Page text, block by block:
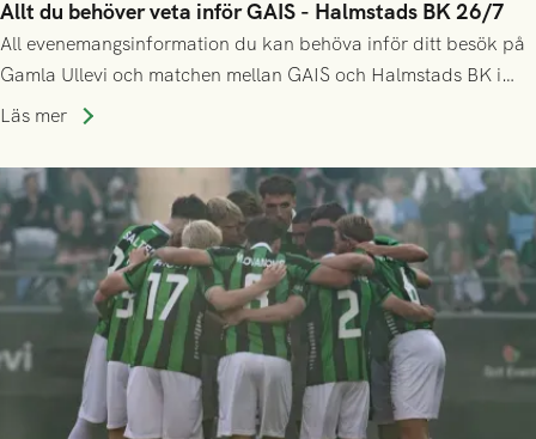
Allt du behöver veta inför GAIS - Halmstads BK 26/7
All evenemangsinformation du kan behöva inför ditt besök på
Gamla Ullevi och matchen mellan GAIS och Halmstads BK i
Allsvenskan! Avspark kl 16.30 på söndag 26/7.
Läs mer